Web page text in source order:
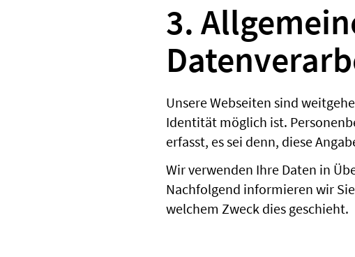
3.
Unsere Webseiten sind
Identität möglich ist.
erfasst, es sei denn, diese
Wir verwenden Ihre Daten in
Nachfolgend informieren wir
welchem Zweck dies geschieht.